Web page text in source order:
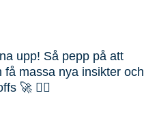
upp! Så pepp på att
få massa nya insikter och
🚀 🏃‍♀️